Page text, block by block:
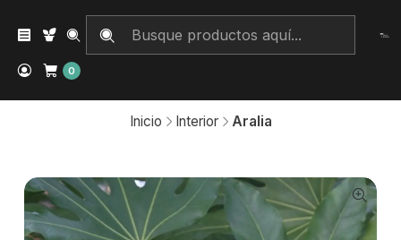
0
Inicio Interior Aralia